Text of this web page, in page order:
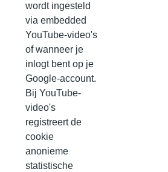
wordt ingesteld
via embedded
YouTube-video's
of wanneer je
inlogt bent op je
Google-account.
Bij YouTube-
video's
registreert de
cookie
anonieme
statistische